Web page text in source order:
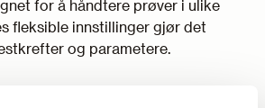
for å håndtere prøver i ulike
fleksible innstillinger gjør det
og parametere.